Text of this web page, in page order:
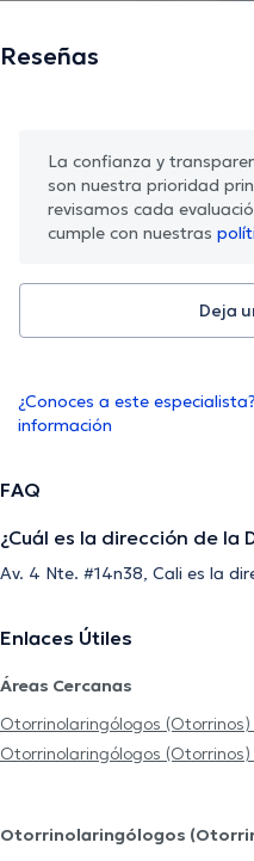
Reseñas
La confianza y
son nuestra prioridad
revisamos cada
cumple con nuestras
Deja
¿Conoces a este
información
FAQ
¿Cuál es la dirección de la
Av. 4 Nte. #14n38, Cali es la
Enlaces Útiles
Áreas Cercanas
Otorrinolaringólogos (Otorrinos)
Otorrinolaringólogos (Otorrinos)
Otorrinolaringólogos